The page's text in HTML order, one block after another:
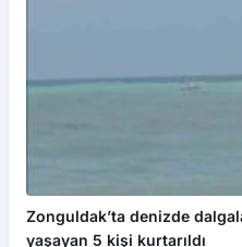
Zonguldak’ta denizde
yaşayan 5 kişi kurtarıldı